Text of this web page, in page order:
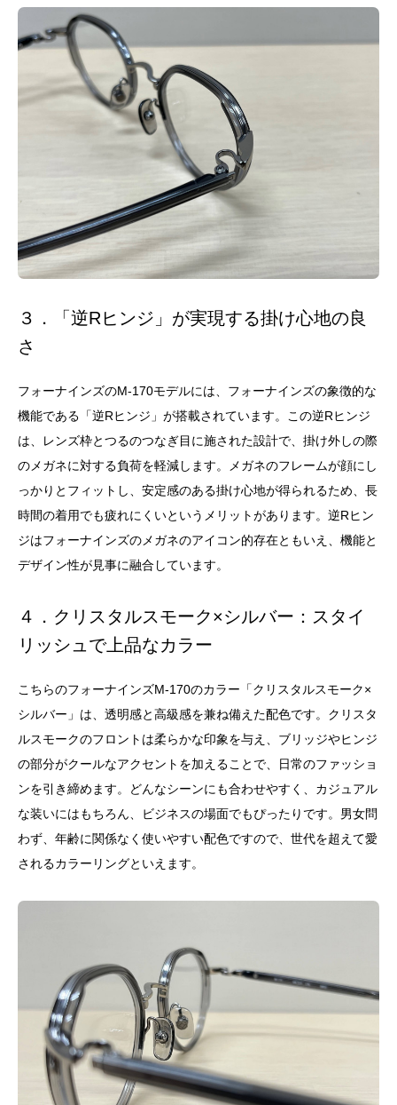
３．「逆Rヒンジ」が実現する掛け心地の良
さ
フォーナインズのM-170モデルには、フォーナインズの象徴的な
機能である「逆Rヒンジ」が搭載されています。この逆Rヒンジ
は、レンズ枠とつるのつなぎ目に施された設計で、掛け外しの際
のメガネに対する負荷を軽減します。メガネのフレームが顔にし
っかりとフィットし、安定感のある掛け心地が得られるため、長
時間の着用でも疲れにくいというメリットがあります。逆Rヒン
ジはフォーナインズのメガネのアイコン的存在ともいえ、機能と
デザイン性が見事に融合しています。
４．クリスタルスモーク×シルバー：スタイ
リッシュで上品なカラー
こちらのフォーナインズM-170のカラー「クリスタルスモーク×
シルバー」は、透明感と高級感を兼ね備えた配色です。クリスタ
ルスモークのフロントは柔らかな印象を与え、ブリッジやヒンジ
の部分がクールなアクセントを加えることで、日常のファッショ
ンを引き締めます。どんなシーンにも合わせやすく、カジュアル
な装いにはもちろん、ビジネスの場面でもぴったりです。男女問
わず、年齢に関係なく使いやすい配色ですので、世代を超えて愛
されるカラーリングといえます。